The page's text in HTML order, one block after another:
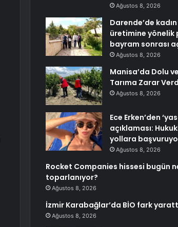
Ağustos 8, 2026
Darende’de kadın
üretimine yönelik
bayram sonrası
Ağustos 8, 2026
Manisa’da Dolu
Tarıma Zarar
Ağustos 8, 2026
Ece Erken’den
açıklaması:
yollara
Ağustos 8, 2026
Rocket Companies hissesi bugün
toparlanıyor?
Ağustos 8, 2026
İzmir Karabağlar’da BİO fark
Ağustos 8, 2026